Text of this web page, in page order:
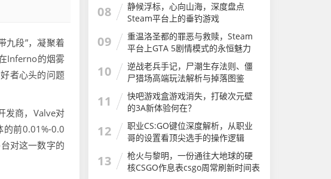
九段”，凝聚着
Inferno的烟雾
者心头的问题
发商，Valve对
前0.01%-0.0
对这一数字的
08
静候浮标，心向山海，深度盘点
Steam平台上的垂钓游戏
09
重温洛圣都的罪恶与救赎，Steam
平台上GTA 5剧情模式的永恒魅力
GTA剧情大合集
10
逆战老兵手记，尸潮生存法则、僵
尸猎场高端玩法解析与掉落图鉴
11
快吧游戏盒游戏消失，打破次元壁
的3A新体验何在？
12
职业CS:GO键位深度解析，从职业
哥的设置看顶尖选手的操作逻辑
csgo键位说明图片
13
枪火与黎明，一份通往大地球的硬
核CSGO作息表csgo周常刷新时间表